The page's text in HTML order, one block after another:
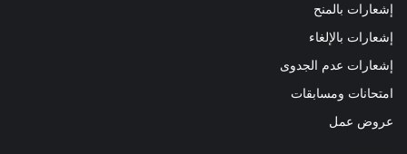
إشعارات بالمنح
إشعارات بالإلغاء
إشعارات عدم الجدوى
امتحانات ومسابقات
عروض عمل